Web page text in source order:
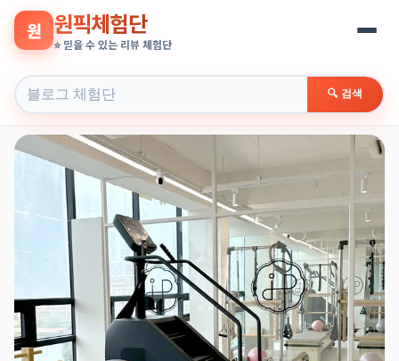
원 원픽체험단
⭐ 믿을 수 있는 리뷰 체험단
🔍 검색